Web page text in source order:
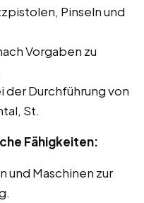
Pinseln und
Vorgaben zu
der Durchführung von
St.
Fähigkeiten:
und Maschinen zur